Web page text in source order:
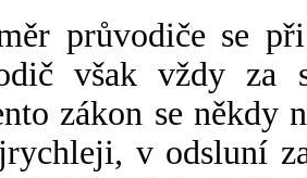
průvodiče se
však vždy za
zákon se někdy
v odsluní